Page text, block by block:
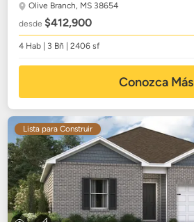
Olive Branch, MS 38654
desde$412,900
4 Hab | 3 Bñ | 2406 sf
Conozca Más
Lista para Construir